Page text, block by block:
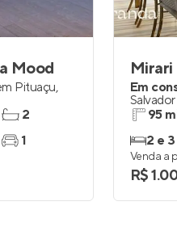
Mood
Pituaçu,
2
1
Mirari
Em
Salvador
95
2 e 3
Venda a
R$